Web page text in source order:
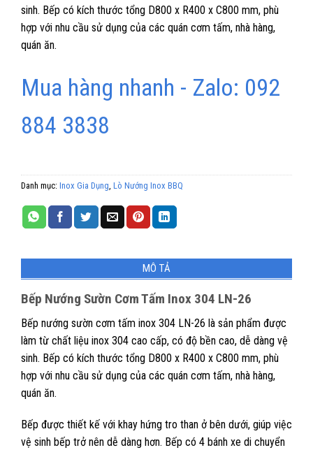
sinh. Bếp có kích thước tổng D800 x R400 x C800 mm, phù
hợp với nhu cầu sử dụng của các quán cơm tấm, nhà hàng,
quán ăn.
Mua hàng nhanh - Zalo: 092
884 3838
Danh mục: Inox Gia Dụng Lò Nướng Inox BBQ
MÔ TẢ
Bếp Nướng Sườn Cơm Tấm Inox 304 LN-26
Bếp nướng sườn cơm tấm inox 304 LN-26 là sản phẩm được
làm từ chất liệu inox 304 cao cấp, có độ bền cao, dễ dàng vệ
sinh. Bếp có kích thước tổng D800 x R400 x C800 mm, phù
hợp với nhu cầu sử dụng của các quán cơm tấm, nhà hàng,
quán ăn.
Bếp được thiết kế với khay hứng tro than ở bên dưới, giúp việc
vệ sinh bếp trở nên dễ dàng hơn. Bếp có 4 bánh xe di chuyển